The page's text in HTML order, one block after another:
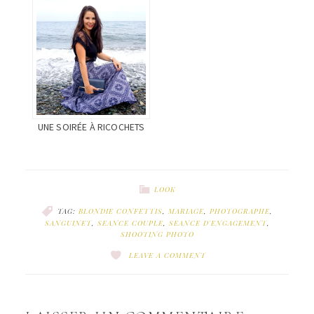
UNE SOIRÉE À RICOCHETS
LOOK
TAG: BLONDIE CONFETTIS MARIAGE PHOTOGRAPHE
SANGUINET, SEANCE COUPLE, SEANCE D'ENGAGEMENT,
SHOOTING PHOTO
LEAVE A COMMENT